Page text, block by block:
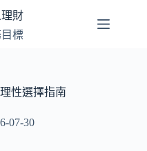
財
標
性選擇指南
07-30